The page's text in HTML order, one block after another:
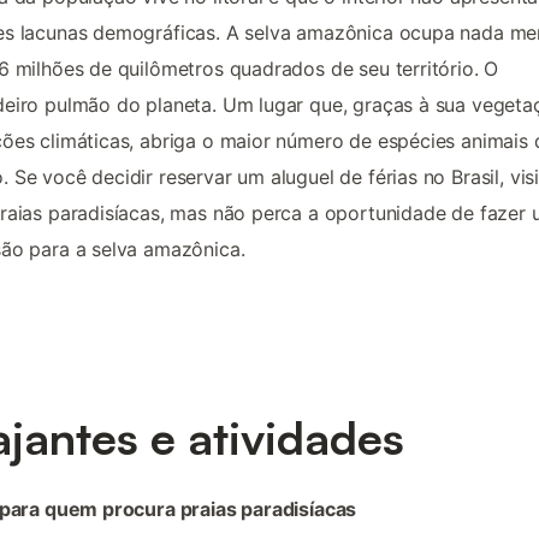
lacunas demográficas. A selva amazônica ocupa nada
milhões de quilômetros quadrados de seu território. O
pulmão do planeta. Um lugar que, graças à sua
climáticas, abriga o maior número de espécies animais
Se você decidir reservar um aluguel de férias no Brasil,
paradisíacas, mas não perca a oportunidade de fazer
para a selva amazônica.
e atividades
quem procura praias paradisíacas